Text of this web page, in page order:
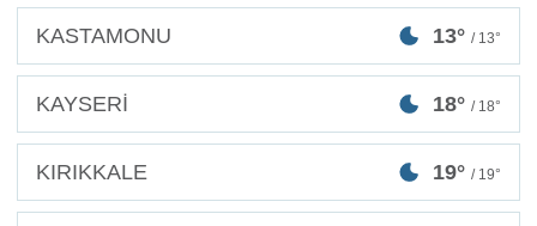
KASTAMONU 13° / 13°
KAYSERİ 18° / 18°
KIRIKKALE 19° / 19°